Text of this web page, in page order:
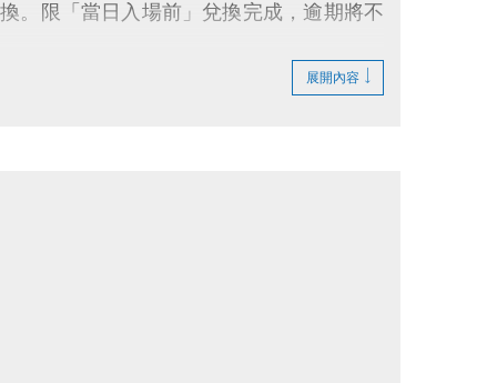
。限「當日入場前」兌換完成，逾期將不
條碼直接刷進場將無法兌換，如須使用優
展開內容